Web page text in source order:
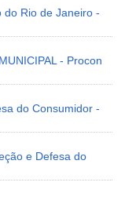
do Rio de Janeiro -
- Procon
do Consumidor -
e Defesa do